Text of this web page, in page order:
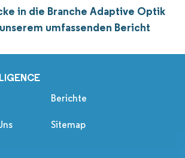
in die Branche Adaptive Optik
umfassenden Bericht
Berichte
Sitemap